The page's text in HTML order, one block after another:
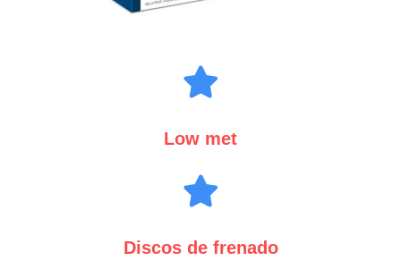
Low met
Discos de frenado